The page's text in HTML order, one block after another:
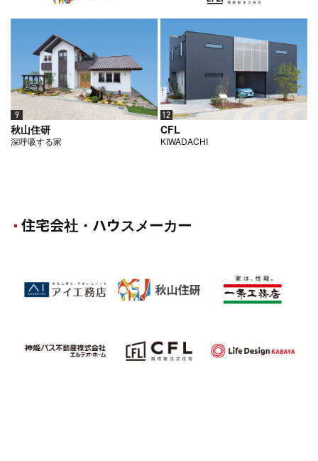
9
秋山住研
深呼吸する家
12
CFL
KIWADACHI
住宅会社・ハウスメーカー